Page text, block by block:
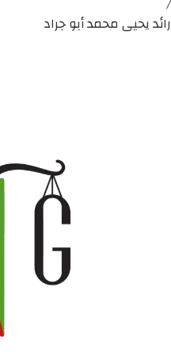
/
رائد يحيى محمد أبو جراد